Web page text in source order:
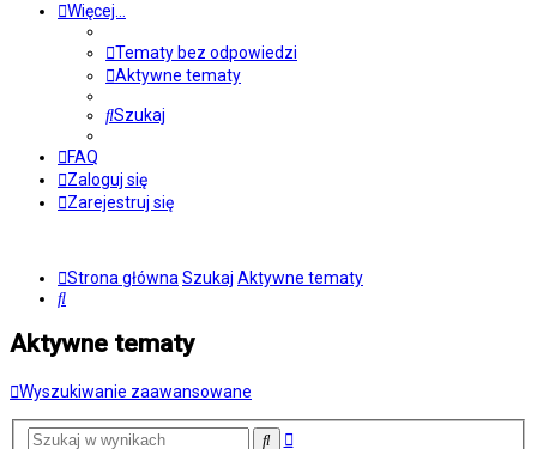
Więcej…
Tematy bez odpowiedzi
Aktywne tematy
Szukaj
FAQ
Zaloguj się
Zarejestruj się
Strona główna Szukaj Aktywne tematy
Szukaj
Aktywne tematy
Wyszukiwanie zaawansowane
SzukajWyszukiwanie